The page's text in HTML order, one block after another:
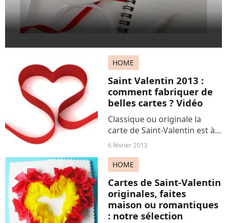
HOME
Saint Valentin 2013 :
comment fabriquer de
belles cartes ? Vidéo
Classique ou originale la
carte de Saint-Valentin est à
choisir avec précaution mais
chose qui corresponde à ce
que vous voulez dire, ni qui
fasse preuve...
6 février 2013
HOME
Cartes de Saint-Valentin
originales, faites
maison ou romantiques
: notre sélection